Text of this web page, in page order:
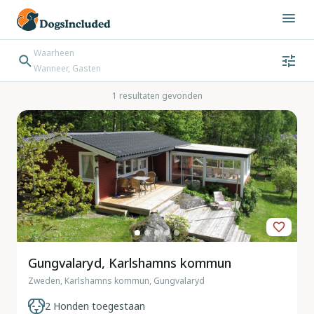
Waarheen
Wanneer, Gasten
Bestemming zoeken
Inchecken → Uitchecken1 resultaten gevonden
Gungvalaryd, Karlshamns kommun
Zweden, Karlshamns kommun, Gungvalaryd
2 Honden toegestaan